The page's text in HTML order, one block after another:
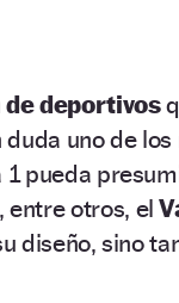
deportivos
uno de
pueda
entre otros, el
diseño, sino